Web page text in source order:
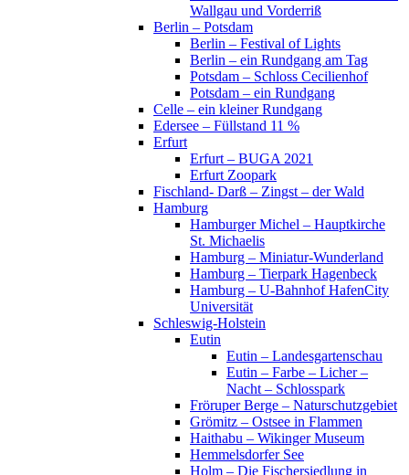
Wallgau und Vorderriß
Berlin – Potsdam
Berlin – Festival of Lights
Berlin – ein Rundgang am Tag
Potsdam – Schloss Cecilienhof
Potsdam – ein Rundgang
Celle – ein kleiner Rundgang
Edersee – Füllstand 11 %
Erfurt
Erfurt – BUGA 2021
Erfurt Zoopark
Fischland- Darß – Zingst – der Wald
Hamburg
Hamburger Michel – Hauptkirche
St. Michaelis
Hamburg – Miniatur-Wunderland
Hamburg – Tierpark Hagenbeck
Hamburg – U-Bahnhof HafenCity
Universität
Schleswig-Holstein
Eutin
Eutin – Landesgartenschau
Eutin – Farbe – Licher –
Nacht – Schlosspark
Fröruper Berge – Naturschutzgebiet
Grömitz – Ostsee in Flammen
Haithabu – Wikinger Museum
Hemmelsdorfer See
Holm – Die Fischersiedlung in